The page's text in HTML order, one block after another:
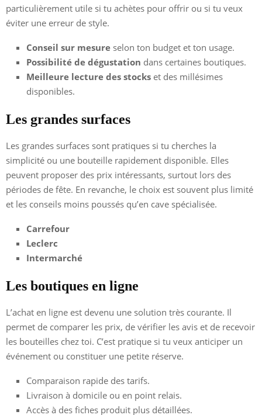
particulièrement utile si tu achètes pour offrir ou si tu veux
éviter une erreur de style.
Conseil sur mesure selon ton budget et ton usage.
Possibilité de dégustation dans certaines boutiques.
Meilleure lecture des stocks et des millésimes
disponibles.
Les grandes surfaces
Les grandes surfaces sont pratiques si tu cherches la
simplicité ou une bouteille rapidement disponible. Elles
peuvent proposer des prix intéressants, surtout lors des
périodes de fête. En revanche, le choix est souvent plus limité
et les conseils moins poussés qu’en cave spécialisée.
Carrefour
Leclerc
Intermarché
Les boutiques en ligne
L’achat en ligne est devenu une solution très courante. Il
permet de comparer les prix, de vérifier les avis et de recevoir
les bouteilles chez toi. C’est pratique si tu veux anticiper un
événement ou constituer une petite réserve.
Comparaison rapide des tarifs.
Livraison à domicile ou en point relais.
Accès à des fiches produit plus détaillées.